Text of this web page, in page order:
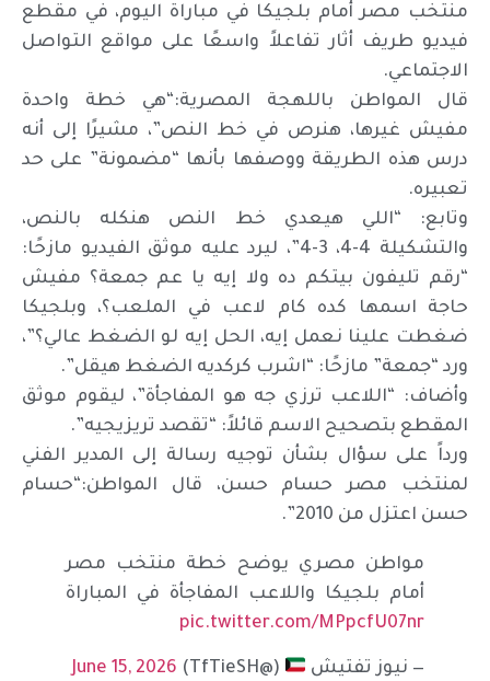
منتخب مصر أمام بلجيكا في مباراة اليوم، في مقطع
فيديو طريف أثار تفاعلاً واسعًا على مواقع التواصل
الاجتماعي.
قال المواطن باللهجة المصرية:“هي خطة واحدة
مفيش غيرها، هنرص في خط النص”، مشيرًا إلى أنه
درس هذه الطريقة ووصفها بأنها “مضمونة” على حد
تعبيره.
وتابع: “اللي هيعدي خط النص هنكله بالنص،
والتشكيلة 4-4، 3-4”، ليرد عليه موثق الفيديو مازحًا:
“رقم تليفون بيتكم ده ولا إيه يا عم جمعة؟ مفيش
حاجة اسمها كده كام لاعب في الملعب؟، وبلجيكا
ضغطت علينا نعمل إيه، الحل إيه لو الضغط عالي؟”،
ورد “جمعة” مازحًا: “اشرب كركديه الضغط هيقل”.
وأضاف: “اللاعب ترزي جه هو المفاجأة”، ليقوم موثق
المقطع بتصحيح الاسم قائلاً: “تقصد تريزيجيه”.
ورداً على سؤال بشأن توجيه رسالة إلى المدير الفني
لمنتخب مصر حسام حسن، قال المواطن:“حسام
حسن اعتزل من 2010”.
مواطن مصري يوضح خطة منتخب مصر
أمام بلجيكا واللاعب المفاجأة في المباراة
pic.twitter.com/MPpcfU07nr
— نيوز تفتيش (@TfTieSH)
June 15, 2026